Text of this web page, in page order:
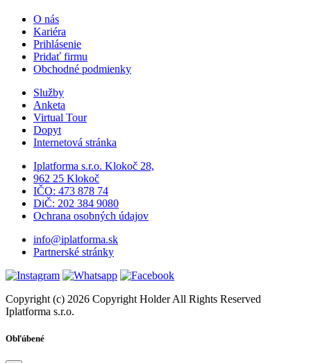
O nás
Kariéra
Prihlásenie
Pridať firmu
Obchodné podmienky
Služby
Anketa
Virtual Tour
Dopyt
Internetová stránka
Iplatforma s.r.o. Klokoč 28,
962 25 Klokoč
IČO: 473 878 74
DiČ: 202 384 9080
Ochrana osobných údajov
info@iplatforma.sk
Partnerské stránky
Copyright (c) 2026 Copyright Holder All Rights Reserved
Iplatforma s.r.o.
Obľúbené